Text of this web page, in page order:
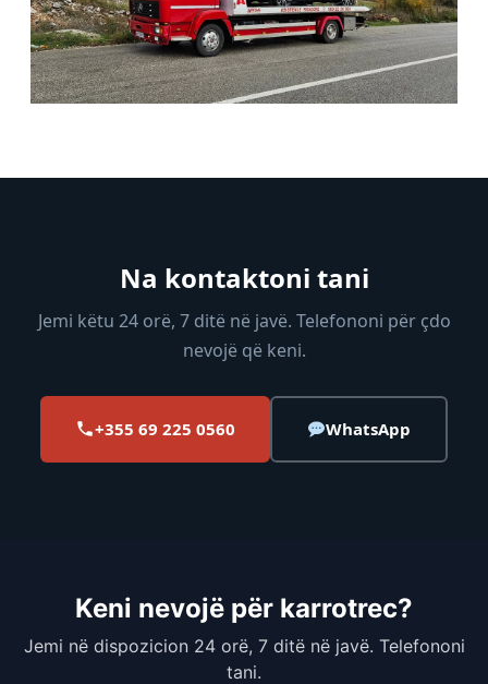
Na kontaktoni tani
Jemi këtu 24 orë, 7 ditë në javë. Telefononi për çdo
nevojë që keni.
+355 69 225 0560 WhatsApp
Keni nevojë për karrotrec?
Jemi në dispozicion 24 orë, 7 ditë në javë. Telefononi
tani.